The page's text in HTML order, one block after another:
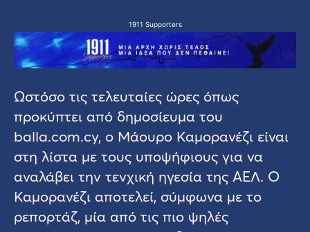
1911 Supporters
Ωστόσο τις τελευταίες ώρες όπως
προκύπτει από δημοσίευμα του
balla.com.cy, ο Μάουρο Καμορανέζι είναι
στη λίστα με τους υποψήφιους για να
αναλάβει την τενχική ηγεσία της ΑΕΛ. Ο
Καμορανέζι αποτελεί, σύμφωνα με το
ρεπορτάζ, μία από τις πιο ψηλές